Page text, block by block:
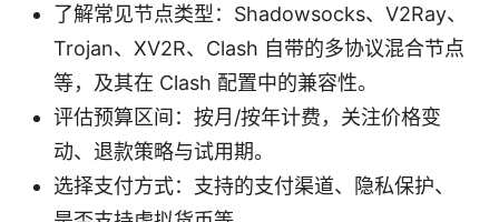
了解常见节点类型：Shadowsocks、V2Ray、
Trojan、XV2R、Clash 自带的多协议混合节点
等，及其在 Clash 配置中的兼容性。
评估预算区间：按月/按年计费，关注价格变
动、退款策略与试用期。
选择支付方式：支持的支付渠道、隐私保护、